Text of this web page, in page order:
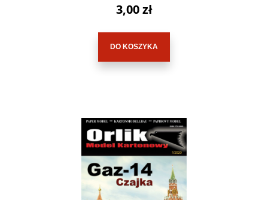
3,00 zł
DO KOSZYKA